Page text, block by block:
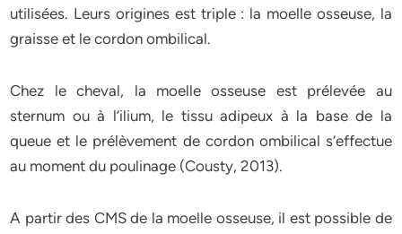
utilisées. Leurs origines est triple : la moelle osseuse, la
graisse et le cordon ombilical.
Chez le cheval, la moelle osseuse est prélevée au
sternum ou à l’ilium, le tissu adipeux à la base de la
queue et le prélèvement de cordon ombilical s’effectue
au moment du poulinage (Cousty, 2013).
A partir des CMS de la moelle osseuse, il est possible de